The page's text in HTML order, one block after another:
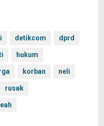
detikcom dprd
hukum
korban neli
rusak